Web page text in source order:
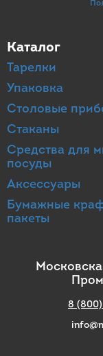
Каталог
Тарелки
Упаковка
Столовые
Стаканы
Средства для
посуды
Аксессуары
Бумажные
пакеты
8